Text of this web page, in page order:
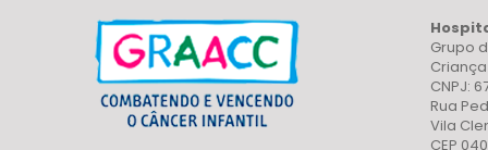
Grupo
Criança
CNPJ:
Rua
Vila
CEP